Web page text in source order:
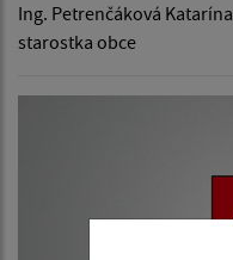
Ing. Petrenčáková Katarína
starostka obce